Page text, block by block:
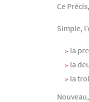
Ce
Simple,
la
la
la